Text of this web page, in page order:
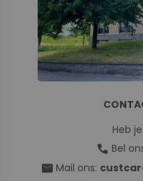
Heb
call Bel
mail Mail ons: